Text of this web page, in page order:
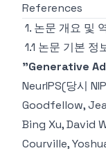
References
1. 논문 개요 및
1.1 논문 기본 정
"Generative
NeurIPS(당시
Goodfellow,
Bing Xu, David
Courville,